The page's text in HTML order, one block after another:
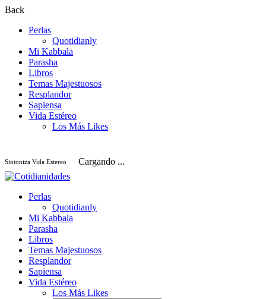
Back
Perlas
Quotidianly
Mi Kabbala
Parasha
Libros
Temas Majestuosos
Resplandor
Sapiensa
Vida Estéreo
Los Más Likes
Sintoniza Vida Estereo Cargando ...
Perlas
Quotidianly
Mi Kabbala
Parasha
Libros
Temas Majestuosos
Resplandor
Sapiensa
Vida Estéreo
Los Más Likes